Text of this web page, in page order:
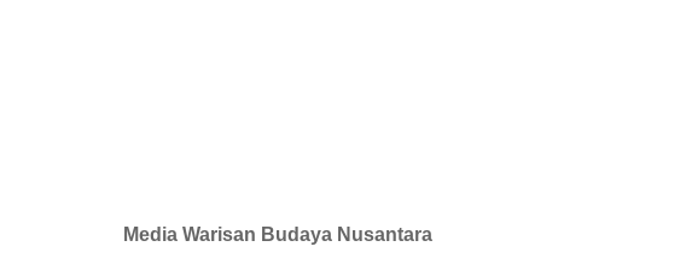
Media Warisan Budaya Nusantara